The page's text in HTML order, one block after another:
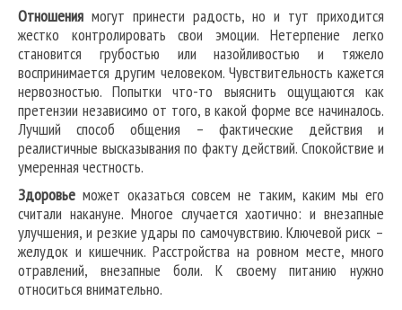
Отношения могут принести радость, но и тут приходится
жестко контролировать свои эмоции. Нетерпение легко
становится грубостью или назойливостью и тяжело
воспринимается другим человеком. Чувствительность кажется
нервозностью. Попытки что-то выяснить ощущаются как
претензии независимо от того, в какой форме все начиналось.
Лучший способ общения – фактические действия и
реалистичные высказывания по факту действий. Спокойствие и
умеренная честность.
Здоровье может оказаться совсем не таким, каким мы его
считали накануне. Многое случается хаотично: и внезапные
улучшения, и резкие удары по самочувствию. Ключевой риск –
желудок и кишечник. Расстройства на ровном месте, много
отравлений, внезапные боли. К своему питанию нужно
относиться внимательно.